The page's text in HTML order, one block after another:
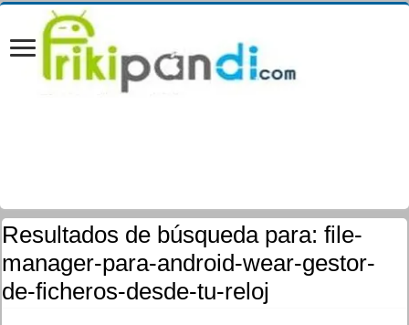
Resultados de búsqueda para:file-
manager-para-android-wear-gestor-
de-ficheros-desde-tu-reloj